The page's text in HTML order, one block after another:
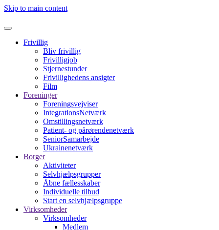
Skip to main content
Frivillig
Bliv frivillig
Frivilligjob
Stjernestunder
Frivillighedens ansigter
Film
Foreninger
Foreningsvejviser
IntegrationsNetværk
Omstillingsnetværk
Patient- og pårørendenetværk
SeniorSamarbejde
Ukrainenetværk
Borger
Aktiviteter
Selvhjælpsgrupper
Åbne fællesskaber
Individuelle tilbud
Start en selvhjælpsgruppe
Virksomheder
Virksomheder
Medlem